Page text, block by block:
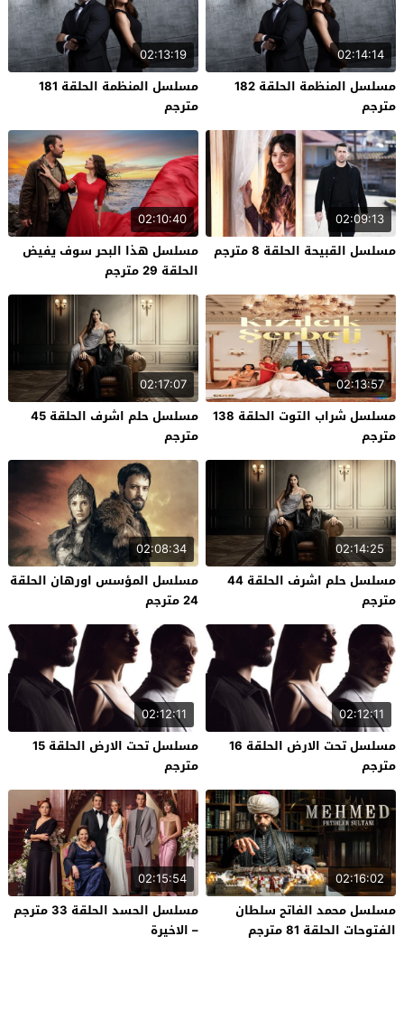
02:14:14
مسلسل المنظمة الحلقة 182
مترجم
02:13:19
مسلسل المنظمة الحلقة 181
مترجم
02:09:13
مسلسل القبيحة الحلقة 8 مترجم
02:10:40
مسلسل هذا البحر سوف يفيض
الحلقة 29 مترجم
02:13:57
مسلسل شراب التوت الحلقة 138
مترجم
02:17:07
مسلسل حلم اشرف الحلقة 45
مترجم
02:14:25
مسلسل حلم اشرف الحلقة 44
مترجم
02:08:34
مسلسل المؤسس اورهان الحلقة
24 مترجم
02:12:11
مسلسل تحت الارض الحلقة 16
مترجم
02:12:11
مسلسل تحت الارض الحلقة 15
مترجم
02:16:02
مسلسل محمد الفاتح سلطان
الفتوحات الحلقة 81 مترجم
02:15:54
مسلسل الحسد الحلقة 33 مترجم
– الاخيرة